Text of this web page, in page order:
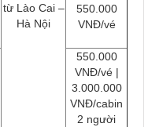
từ Lào Cai –
Hà Nội
550.000
VNĐ/vé
550.000
VNĐ/vé |
3.000.000
VNĐ/cabin
2 người